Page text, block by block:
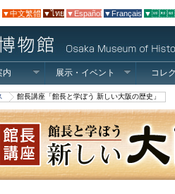
▼中文繁體 ▼ไทย ▼Español ▼Français
内 展示・イベント コレ
館長講座「館長と学ぼう 新しい大阪の歴史」